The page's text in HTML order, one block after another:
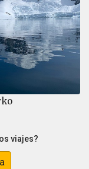
viajes?